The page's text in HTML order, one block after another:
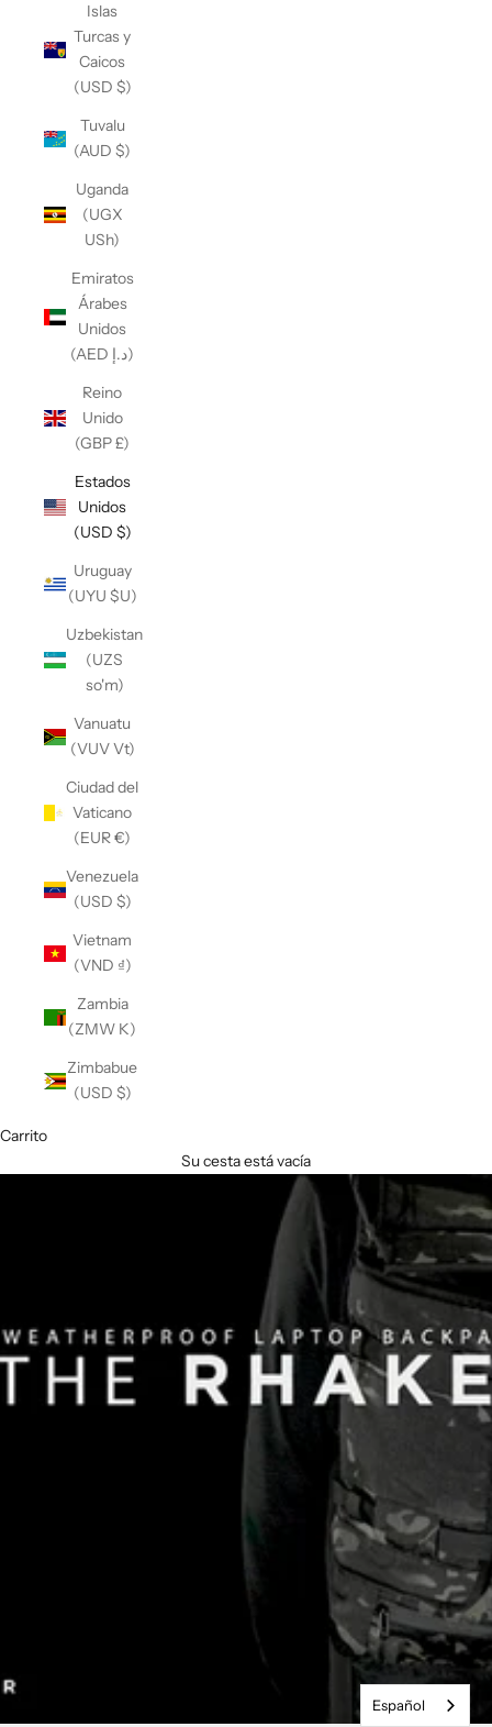
Islas
Turcas y
Caicos
(USD $)
Tuvalu
(AUD $)
Uganda
(UGX
USh)
Emiratos
Árabes
Unidos
(AED د.إ)
Reino
Unido
(GBP £)
Estados
Unidos
(USD $)
Uruguay
(UYU $U)
Uzbekistan
(UZS
so'm)
Vanuatu
(VUV Vt)
Ciudad del
Vaticano
(EUR €)
Venezuela
(USD $)
Vietnam
(VND ₫)
Zambia
(ZMW K)
Zimbabue
(USD $)
Carrito
Su cesta está vacía
Español